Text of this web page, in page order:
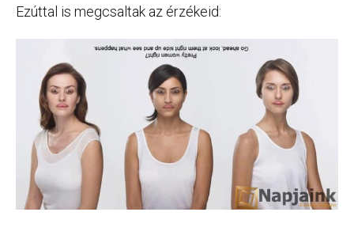
Ezúttal is megcsaltak az érzékeid: